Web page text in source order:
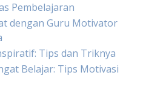
Pembelajaran
dengan Guru Motivator
Tips dan Triknya
Belajar: Tips Motivasi